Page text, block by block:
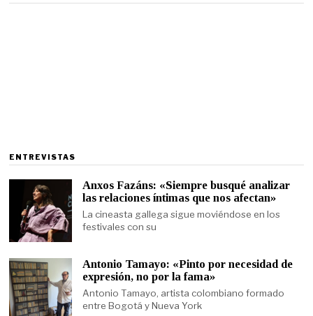
ENTREVISTAS
Anxos Fazáns: «Siempre busqué analizar
las relaciones íntimas que nos afectan»
La cineasta gallega sigue moviéndose en los
festivales con su
Antonio Tamayo: «Pinto por necesidad de
expresión, no por la fama»
Antonio Tamayo, artista colombiano formado
entre Bogotá y Nueva York